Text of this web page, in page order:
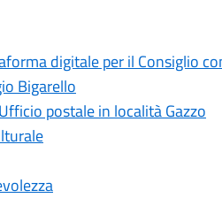
digitale per il Consiglio
Bigarello
postale in località Gazzo